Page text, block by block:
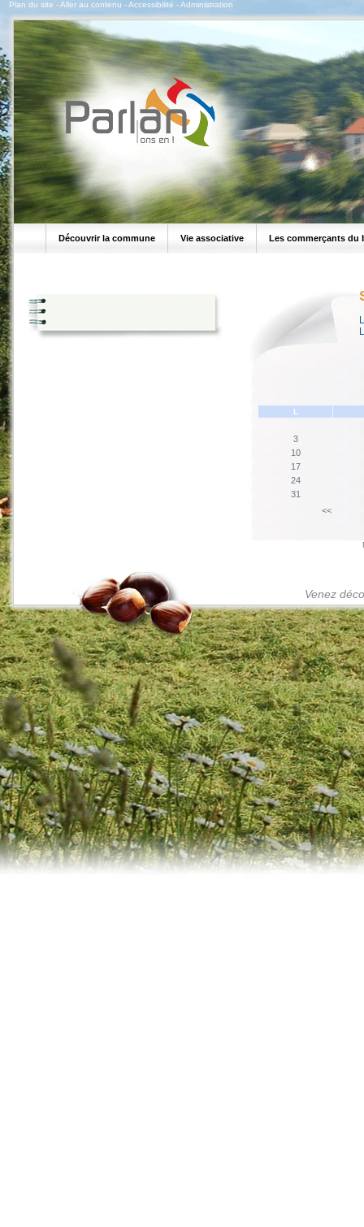
Plan du site -Aller au contenu -Accessibilité -Administration
Découvrir la commune Vie associative Les commerçants du
L
3
10
17
24
31
<<
Venez